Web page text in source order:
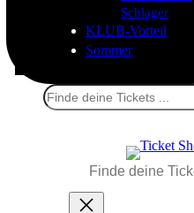
Schlager
KLUB-Vorteil
Sommer
Suchen
Suchen